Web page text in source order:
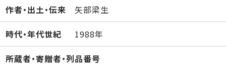
作者・出土・伝来 矢部梁生
時代・年代世紀 1988年
所蔵者・寄贈者・列品番号